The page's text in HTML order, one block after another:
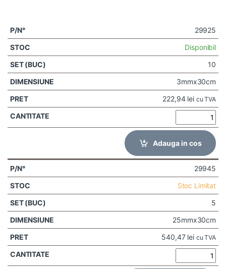
29925
Disponibil
10
3mmx30cm
222,94 lei cu TVA
Adauga in cos
29945
Stoc Limitat
5
25mmx30cm
540,47 lei cu TVA